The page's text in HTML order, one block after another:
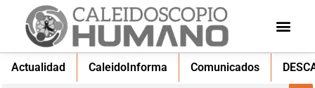
Actualidad CaleidoInforma Comunicados